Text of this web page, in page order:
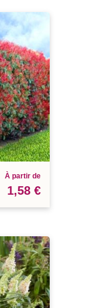
À partir de
1,58 €